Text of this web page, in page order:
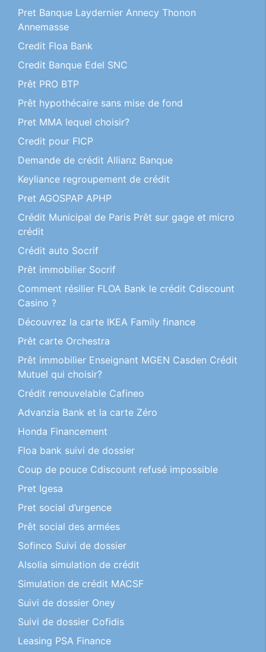
Pret Banque Laydernier Annecy Thonon
Annemasse
Credit Floa Bank
Credit Banque Edel SNC
Prêt PRO BTP
Prêt hypothécaire sans mise de fond
Pret MMA lequel choisir?
Credit pour FICP
Demande de crédit Allianz Banque
Keyliance regroupement de crédit
Pret AGOSPAP APHP
Crédit Municipal de Paris Prêt sur gage et micro
crédit
Crédit auto Socrif
Prêt immobilier Socrif
Comment résilier FLOA Bank le crédit Cdiscount
Casino ?
Découvrez la carte IKEA Family finance
Prêt carte Orchestra
Prêt immobilier Enseignant MGEN Casden Crédit
Mutuel qui choisir?
Crédit renouvelable Cafineo
Advanzia Bank et la carte Zéro
Honda Financement
Floa bank suivi de dossier
Coup de pouce Cdiscount refusé impossible
Pret Igesa
Pret social d’urgence
Prêt social des armées
Sofinco Suivi de dossier
Alsolia simulation de crédit
Simulation de crédit MACSF
Suivi de dossier Oney
Suivi de dossier Cofidis
Leasing PSA Finance